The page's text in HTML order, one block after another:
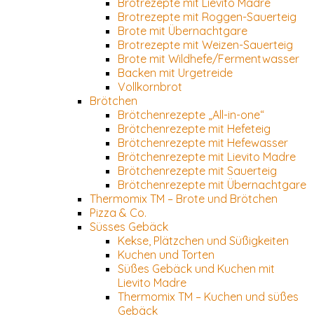
Brotrezepte mit Lievito Madre
Brotrezepte mit Roggen-Sauerteig
Brote mit Übernachtgare
Brotrezepte mit Weizen-Sauerteig
Brote mit Wildhefe/Fermentwasser
Backen mit Urgetreide
Vollkornbrot
Brötchen
Brötchenrezepte „All-in-one“
Brötchenrezepte mit Hefeteig
Brötchenrezepte mit Hefewasser
Brötchenrezepte mit Lievito Madre
Brötchenrezepte mit Sauerteig
Brötchenrezepte mit Übernachtgare
Thermomix TM – Brote und Brötchen
Pizza & Co.
Süsses Gebäck
Kekse, Plätzchen und Süßigkeiten
Kuchen und Torten
Süßes Gebäck und Kuchen mit
Lievito Madre
Thermomix TM – Kuchen und süßes
Gebäck